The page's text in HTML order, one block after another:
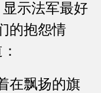
示法军最好
的抱怨情
飘扬的旗